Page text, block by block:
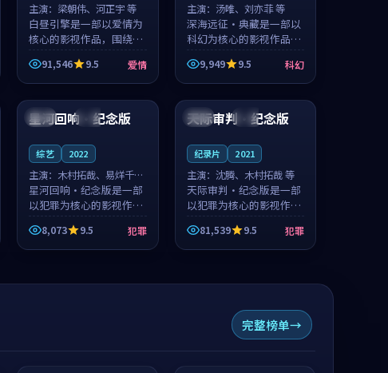
主演： 梁朝伟、河正宇 等
白昼引擎是一部以爱情为
核心的影视作品，围绕危
机、反转与人物成长展
开，整体节奏紧凑，值得
推荐观看。
91,546 9.5 爱情
主演： 汤唯、刘亦菲 等
深海远征·典藏是一部以
科幻为核心的影视作品，
围绕危机、反转与人物成
长展开，整体节奏紧凑，
值得推荐观看。
9,949 9.5 科幻
中国 杜比
99:34
星河回响·纪念版
综艺 2022
主演： 木村拓哉、易烊千玺
等
星河回响·纪念版是一部
以犯罪为核心的影视作
品，围绕危机、反转与人
物成长展开，整体节奏紧
凑，值得推荐观看。
8,073 9.5 犯罪
中国 院线
99:06
天际审判·纪念版
纪录片 2021
主演： 沈腾、木村拓哉 等
天际审判·纪念版是一部
以犯罪为核心的影视作
品，围绕危机、反转与人
物成长展开，整体节奏紧
凑，值得推荐观看。
81,539 9.5 犯罪
完整榜单
99:20 99:11